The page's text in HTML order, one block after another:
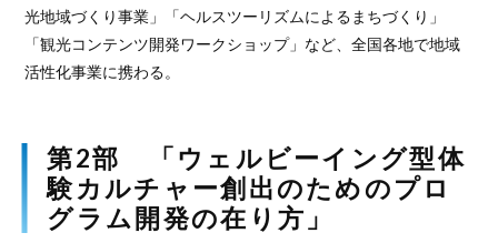
光地域づくり事業」「ヘルスツーリズムによるまちづくり」
「観光コンテンツ開発ワークショップ」など、全国各地で地域
活性化事業に携わる。
第2部 「ウェルビーイング型体
験カルチャー創出のためのプロ
グラム開発の在り方」